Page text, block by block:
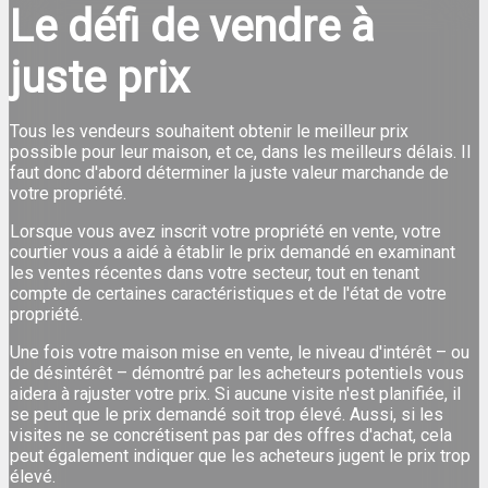
Le défi de vendre à
juste prix
Tous les vendeurs souhaitent obtenir le meilleur prix
possible pour leur maison, et ce, dans les meilleurs délais. Il
faut donc d'abord déterminer la juste valeur marchande de
votre propriété.
Lorsque vous avez inscrit votre propriété en vente, votre
courtier vous a aidé à établir le prix demandé en examinant
les ventes récentes dans votre secteur, tout en tenant
compte de certaines caractéristiques et de l'état de votre
propriété.
Une fois votre maison mise en vente, le niveau d'intérêt – ou
de désintérêt – démontré par les acheteurs potentiels vous
aidera à rajuster votre prix. Si aucune visite n'est planifiée, il
se peut que le prix demandé soit trop élevé. Aussi, si les
visites ne se concrétisent pas par des offres d'achat, cela
peut également indiquer que les acheteurs jugent le prix trop
élevé.